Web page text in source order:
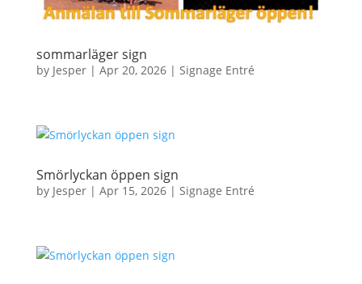
sommarläger sign
by Jesper| Apr 20, 2026| Signage Entré
Smörlyckan öppen sign
by Jesper| Apr 15, 2026| Signage Entré